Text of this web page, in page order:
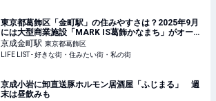
東京都葛飾区「金町駅」の住みやすさは？2025年9月
には大型商業施設「MARK IS葛飾かなまち」がオープ
ン - LIFE LIST - 好きな街・住みたい街・私の街
京成金町駅 東京都葛飾区
LIFE LIST - 好きな街・住みたい街・私の街
京成小岩に卸直送豚ホルモン居酒屋「ふじまる」 週
末は昼飲みも